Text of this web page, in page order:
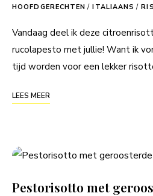
HOOFDGERECHTEN / ITALIAANS /
Vandaag deel ik deze
rucolapesto met jullie! Want ik
tijd worden voor een lekker
LEES MEER
Pestorisotto met